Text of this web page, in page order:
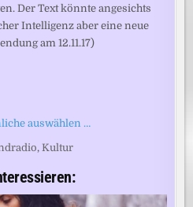
Der Text könnte angesichts
Intelligenz aber eine neue
am 12.11.17)
auswählen …
,Kultur